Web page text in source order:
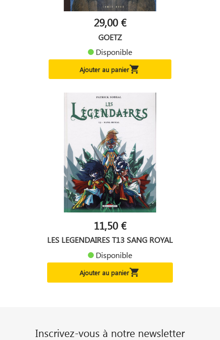
29,00 €
GOETZ
Disponible
Ajouter au panier
11,50 €
LES LEGENDAIRES T13 SANG ROYAL
Disponible
Ajouter au panier
Inscrivez-vous à notre newsletter